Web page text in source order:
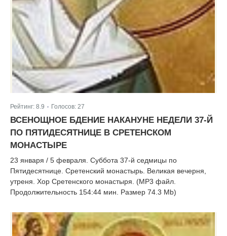
Рейтинг: 8.9 Голосов: 27
ВСЕНОЩНОЕ БДЕНИЕ НАКАНУНЕ НЕДЕЛИ 37-Й
ПО ПЯТИДЕСЯТНИЦЕ В СРЕТЕНСКОМ
МОНАСТЫРЕ
23 января / 5 февраля. Суббота 37-й седмицы по
Пятидесятнице. Сретенский монастырь. Великая вечерня,
утреня. Хор Сретенского монастыря. (MP3 файл.
Продолжительность 154:44 мин. Размер 74.3 Mb)